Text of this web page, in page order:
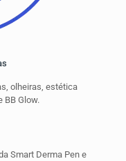
olheiras, estética
BB Glow.
Smart Derma Pen e